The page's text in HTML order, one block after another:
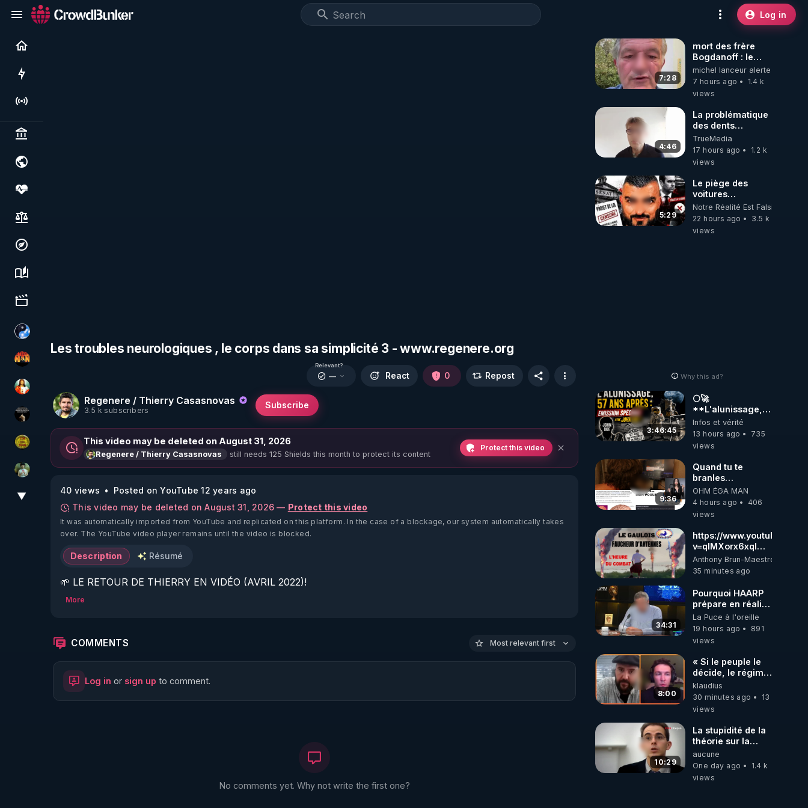
Log in
Politics & institutions
Society, justice & freedoms
Economy, environment & technology
Science, history & spirituality
Culture, media & entertainment
Chercheur de vérité
OHM ÉGA MAN
L'autre son de cloche
Infos et vérité
CDS pour TOUS
Sonmi-877
▼
Les troubles neurologiques , le corps dans sa simplicité 3 - www.regenere.org
Regenere / Thierry Casasnovas
3.5 k subscribers
Subscribe
Relevant?
— React 0 Repost
This video may be deleted on August 31, 2026
Regenere / Thierry Casasnovas still needs 125 Shields this month to protect its content
Protect this video
40 views
Posted on YouTube 12 years ago
This video may be deleted on August 31, 2026 — Protect this video
It was automatically imported from YouTube and replicated on this platform. In the case of a blockage, our system automatically takes
over. The YouTube video player remains until the video is blocked.
Description Résumé
🌱 LE RETOUR DE THIERRY EN VIDÉO (AVRIL 2022)!
🌱 LE MAGAZINE RÉGÉNÈRE
http://rgnr.li/ymag
More
COMMENTS Most relevant first
Log in or sign up to comment.
No comments yet. Why not write the first one?
7:28
mort des frère
Bogdanoff : le
mensonge d état
michel lanceur alerte
7 hours ago
1.4 k
views
4:46
La problématique
des dents
dévitalisées et
des implants
TrueMedia
17 hours ago
1.2 k
views
5:29
Le piège des
voitures
électriques se
referme sur les
usagers !
Notre Réalité Est Falsifiée Et
22 hours ago
3.5 k
views
Why this ad?
3:46:45
🌕🚀
**L'alunissage,
57 ans après :
Émission spéciale
avec John Doe
Infos et vérité
13 hours ago
735
views
9:36
Quand tu te
branles
bonhomme tu
émets des ondes
ils ont juste omis
OHM ÉGA MAN
4 hours ago
406
views
https://
v=qlMXorx6xqI
Soutien à tous les
gardiens du
Anthony Brun-Maestroni
35 minutes ago
34:31
Pourquoi HAARP
prépare en réalité
un CHAOS
climatique, on
répond
La Puce à l'oreille
19 hours ago
891
views
8:00
« Si le peuple le
décide, le régime
peut tomber
demain ! »
klaudius
30 minutes ago
13
views
10:29
La stupidité de la
théorie sur la
responsabilité de
l’homme
concernant le
aucune
One day ago
1.4 k
views